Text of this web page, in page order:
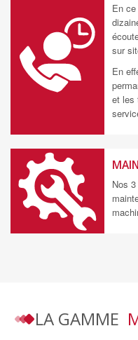
En
sur
En
et les
Nos
LA GAMME